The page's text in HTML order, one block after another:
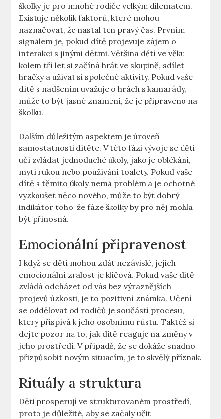
školky je pro mnohé rodiče velkým dilematem.
Existuje několik faktorů, ‌které mohou
naznačovat, že nastal ten pravý čas. Prvním
signálem je, pokud dítě projevuje zájem ⁤o
interakci s jinými dětmi. Většina dětí ve věku
kolem tří​ let si začíná‍ hrát ​ve skupině, sdílet
hračky a užívat si společné aktivity. Pokud ⁢vaše
dítě s⁣ nadšením uvažuje o hrách s kamarády,
může to ⁤být jasné ‍znamení, že je připraveno na
školku.
Dalším důležitým aspektem je úroveň
samostatnosti dítěte. V této fázi vývoje⁢ se děti
učí zvládat jednoduché ​úkoly, jako je oblékání,
mytí rukou nebo používání ‌toalety. Pokud ‍vaše
dítě s těmito úkoly‌ nemá problém a je ochotné
vyzkoušet něco nového, může to být dobrý
indikátor ‍toho, že‌ fáze ⁤školky by pro něj mohla
být přínosná.
Emocionální připravenost
I ⁤když se děti mohou zdát nezávislé, jejich
emocionální zralost ‍je klíčová.⁤ Pokud vaše dítě
zvládá odcházet ⁤od vás ⁢bez výraznějších
projevů ‌úzkosti, je to pozitivní známka.‌ Učení
se oddělovat od⁢ rodičů ⁢je součástí procesu,
⁣který ⁣přispívá k jeho osobnímu růstu.‍ Taktéž ⁢si
dejte ​pozor na to, jak ⁢dítě reaguje na změny v
jeho prostředí. V případě, že‌ se dokáže snadno
přizpůsobit novým situacím, je‍ to skvělý příznak.
Rituály a struktura
Děti prosperují ve strukturovaném prostředí,
proto je důležité, aby se začaly učit